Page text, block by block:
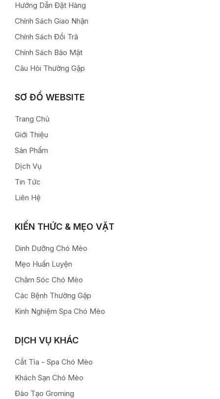
Hướng Dẫn Đặt Hàng
Chính Sách Giao Nhận
Chính Sách Đổi Trả
Chính Sách Bảo Mật
Câu Hỏi Thường Gặp
SƠ ĐỒ WEBSITE
Trang Chủ
Giới Thiệu
Sản Phẩm
Dịch Vụ
Tin Tức
Liên Hệ
KIẾN THỨC & MẸO VẶT
Dinh Dưỡng Chó Mèo
Mẹo Huấn Luyện
Chăm Sóc Chó Mèo
Các Bệnh Thường Gặp
Kinh Nghiệm Spa Chó Mèo
DỊCH VỤ KHÁC
Cắt Tỉa - Spa Chó Mèo
Khách Sạn Chó Mèo
Đào Tạo Groming